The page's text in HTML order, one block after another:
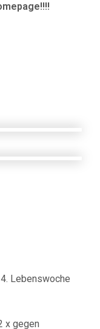
Lebenswoche
x gegen